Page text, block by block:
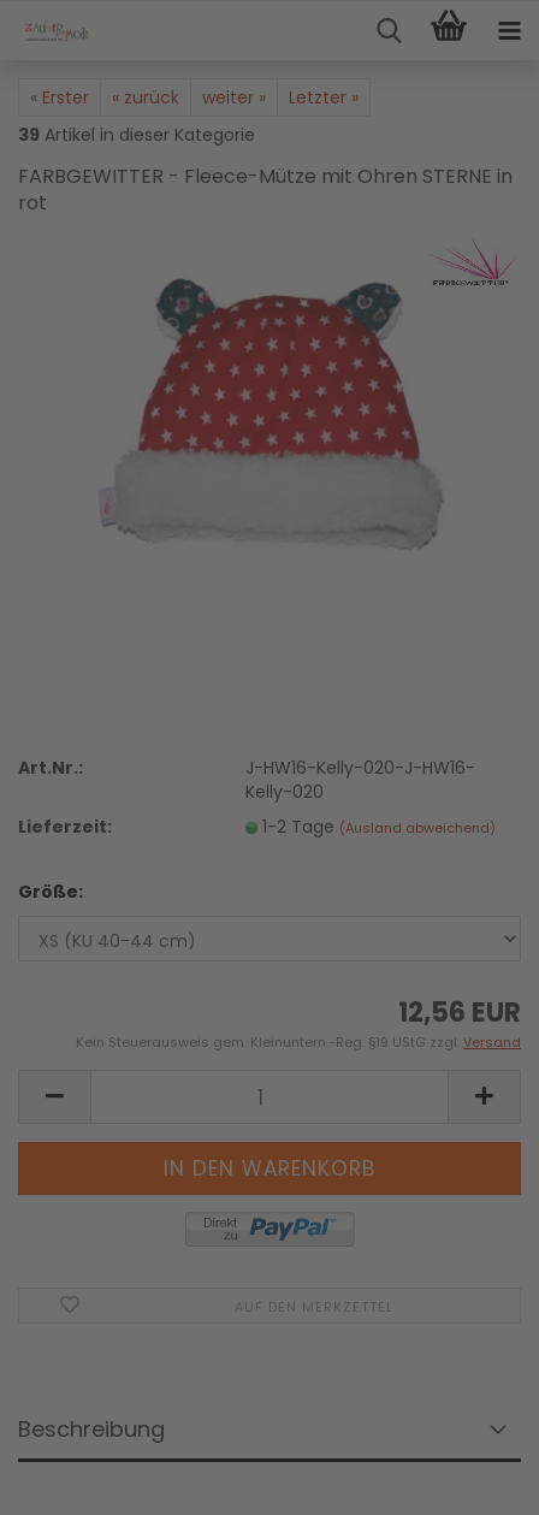
« Erster « zurück weiter »
Letzter »
39 Artikel in dieser Kategorie
FARBGEWITTER - Fleece-Mütze mit Ohren STERNE in
rot
Art.Nr.:
J-HW16-Kelly-020-J-HW16-
Kelly-020
Lieferzeit:
1-2 Tage (Ausland abweichend)
Größe:
12,56 EUR
Kein Steuerausweis gem. Kleinuntern.-Reg. §19 UStG zzgl. Versand
AUF DEN MERKZETTEL
Beschreibung